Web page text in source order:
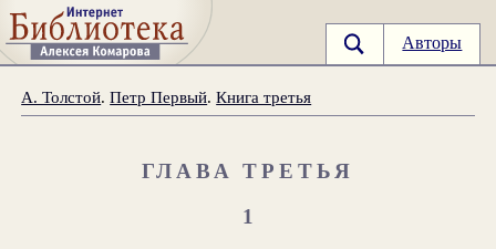
Авторы
А. Толстой.Петр Первый.Книга третья
ГЛАВА ТРЕТЬЯ
1